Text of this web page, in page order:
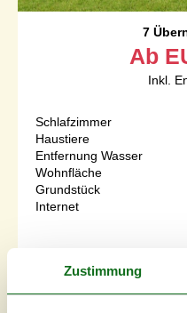
7
Ab
Inkl.
Schlafzimmer
Haustiere
Entfernung Wasser
Wohnfläche
Grundstück
Internet
Reihe und mit
Zustimmung